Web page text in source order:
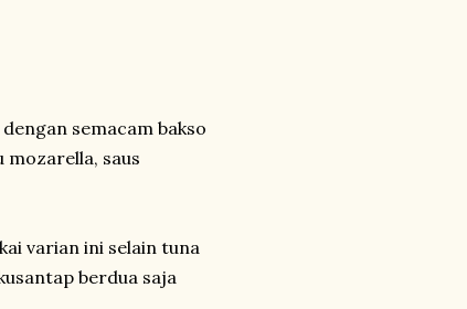
semacam bakso
saus
varian ini selain tuna
berdua saja